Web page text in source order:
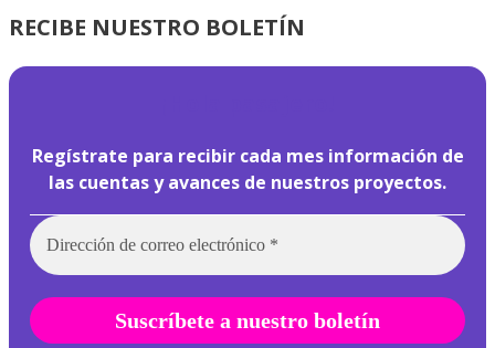
RECIBE NUESTRO BOLETÍN
Regístrate para recibir cada mes información de
las cuentas y avances de nuestros proyectos.